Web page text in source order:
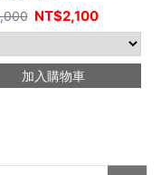
NT$2,100
加入購物車